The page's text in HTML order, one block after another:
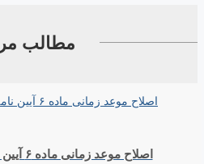
مطالب
اصلاح